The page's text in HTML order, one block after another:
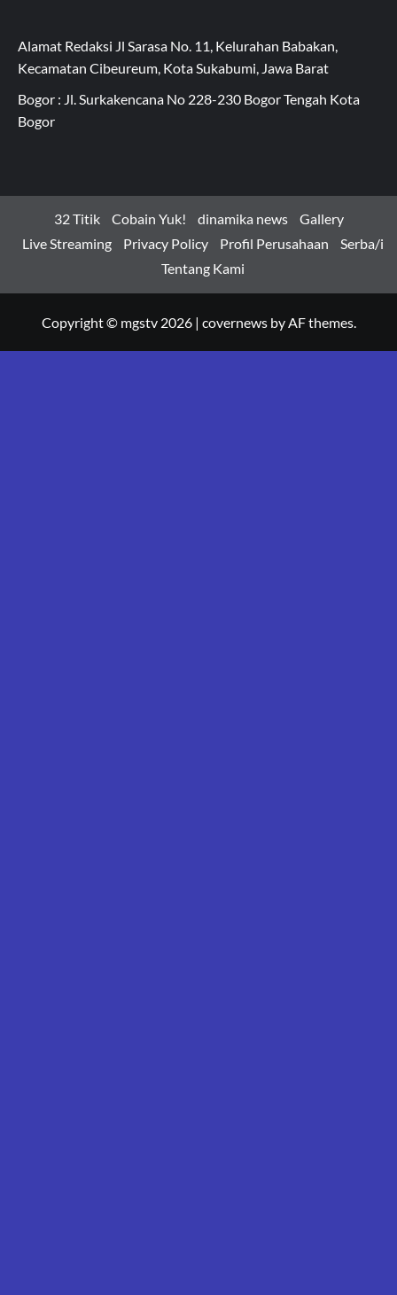
Alamat Redaksi Jl Sarasa No. 11, Kelurahan Babakan,
Kecamatan Cibeureum, Kota Sukabumi, Jawa Barat
Bogor : Jl. Surkakencana No 228-230 Bogor Tengah Kota
Bogor
32 Titik Cobain Yuk! dinamika news
Gallery
Live Streaming
Privacy Policy Profil Perusahaan
Serba/i
Tentang Kami
Copyright © mgstv 2026 | covernewsby AF themes.